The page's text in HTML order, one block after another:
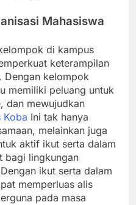
Mahasiswa
di kampus
keterampilan
Dengan kelompok
memiliki peluang untuk
dan mewujudkan
Koba Ini tak hanya
melainkan juga
aktif ikut serta dalam
bagi lingkungan
ikut serta dalam
memperluas alis
pada masa